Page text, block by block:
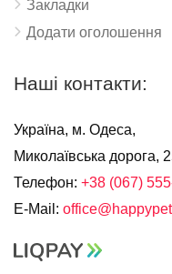
Закладки
Додати оголошення
Наші контакти:
Україна, м. Одеса,
Миколаївська дорога,
Телефон: +38 (067)
E-Mail: